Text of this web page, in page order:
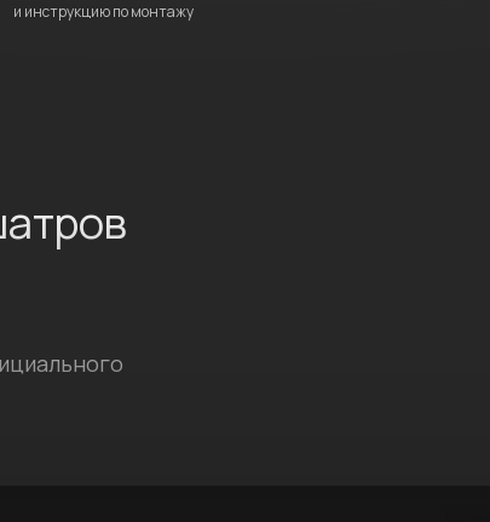
и инструкцию по монтажу